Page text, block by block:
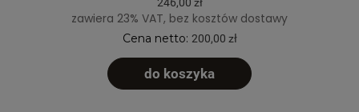
zawiera 23% VAT, bez kosztów dostawy
Cena netto: 200,00 zł
do koszyka